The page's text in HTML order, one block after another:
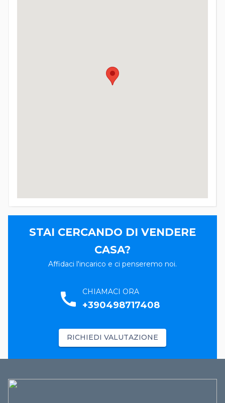
STAI CERCANDO DI VENDERE
CASA?
Affidaci l'incarico e ci penseremo noi.
call CHIAMACI ORA
+390498717408
RICHIEDI VALUTAZIONE